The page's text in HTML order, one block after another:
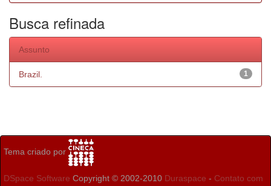
Busca refinada
Assunto
1
Brazil.
Tema criado por
DSpace Software Copyright © 2002-2010 Duraspace - Contato com